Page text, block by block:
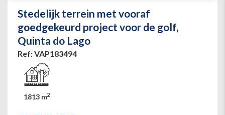
Stedelijk terrein met vooraf
goedgekeurd project voor de golf,
Quinta do Lago
Ref: VAP183494
1813 m2